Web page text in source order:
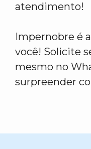
atendimento!
Impernobre é
você! Solicite
mesmo no
surpreender